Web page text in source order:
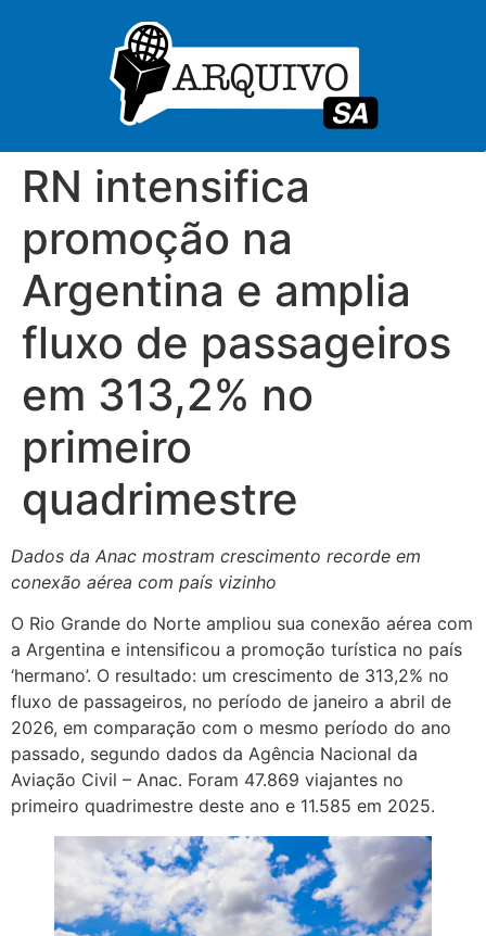
RN intensifica
promoção na
Argentina e amplia
fluxo de passageiros
em 313,2% no
primeiro
quadrimestre
Dados da Anac mostram crescimento recorde em
conexão aérea com país vizinho
O Rio Grande do Norte ampliou sua conexão aérea com
a Argentina e intensificou a promoção turística no país
‘hermano’. O resultado: um crescimento de 313,2% no
fluxo de passageiros, no período de janeiro a abril de
2026, em comparação com o mesmo período do ano
passado, segundo dados da Agência Nacional da
Aviação Civil – Anac. Foram 47.869 viajantes no
primeiro quadrimestre deste ano e 11.585 em 2025.